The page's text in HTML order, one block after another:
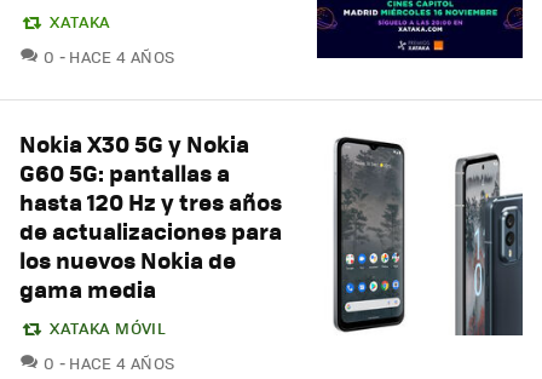
XATAKA
0 COMENTARIOS
HACE 4 AÑOS
Nokia X30 5G y Nokia
G60 5G: pantallas a
hasta 120 Hz y tres años
de actualizaciones para
los nuevos Nokia de
gama media
XATAKA MÓVIL
0 COMENTARIOS
HACE 4 AÑOS